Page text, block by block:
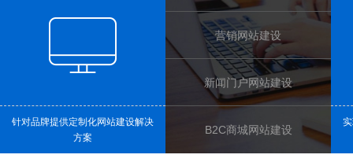
针对品牌提供定制化网站建设解决
方案
营销网站建设
新闻门户网站建设
B2C商城网站建设